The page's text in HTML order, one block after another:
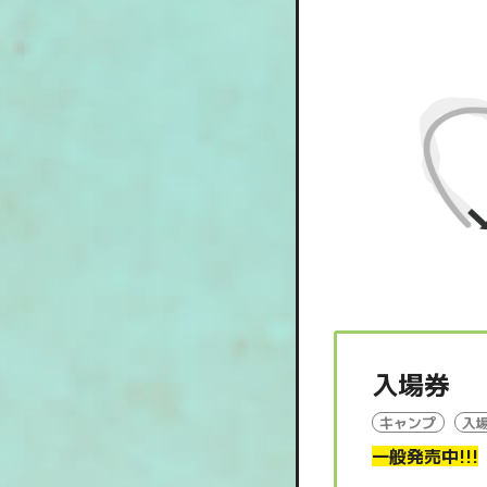
入場券
キャンプ 入
一般発売中!!!